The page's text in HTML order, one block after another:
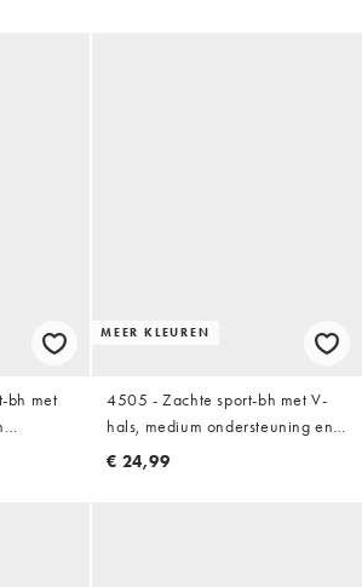
bh met
MEER KLEUREN
4505 - Zachte sport-bh met V-
hals, medium ondersteuning en
verstelbare bandjes in zwart
€ 24,99